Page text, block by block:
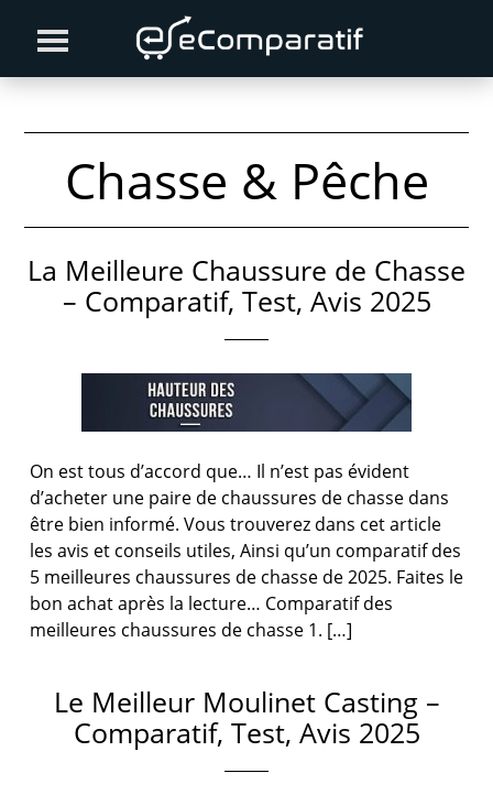
primary
navigation
content
Chasse & Pêche
La Meilleure Chaussure de Chasse
– Comparatif, Test, Avis 2025
On est tous d’accord que… Il n’est pas évident
d’acheter une paire de chaussures de chasse dans
être bien informé. Vous trouverez dans cet article
les avis et conseils utiles, Ainsi qu’un comparatif des
5 meilleures chaussures de chasse de 2025. Faites le
bon achat après la lecture… Comparatif des
meilleures chaussures de chasse 1. […]
Le Meilleur Moulinet Casting –
Comparatif, Test, Avis 2025